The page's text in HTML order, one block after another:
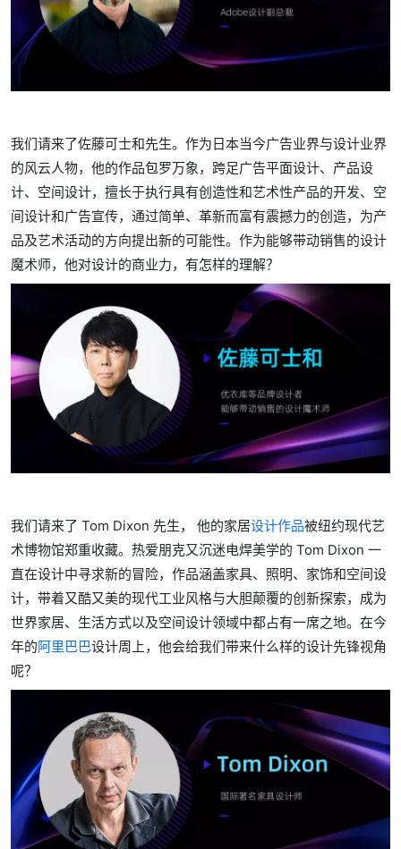
我们请来了佐藤可士和先生。作为日本当今广告业界与设计业界
的风云人物，他的作品包罗万象，跨足广告平面设计、产品设
计、空间设计，擅长于执行具有创造性和艺术性产品的开发、空
间设计和广告宣传，通过简单、革新而富有震撼力的创造，为产
品及艺术活动的方向提出新的可能性。作为能够带动销售的设计
魔术师，他对设计的商业力，有怎样的理解？
我们请来了 Tom Dixon 先生， 他的家居设计作品被纽约现代艺
术博物馆郑重收藏。热爱朋克又沉迷电焊美学的 Tom Dixon 一
直在设计中寻求新的冒险，作品涵盖家具、照明、家饰和空间设
计，带着又酷又美的现代工业风格与大胆颠覆的创新探索，成为
世界家居、生活方式以及空间设计领域中都占有一席之地。在今
年的阿里巴巴设计周上，他会给我们带来什么样的设计先锋视角
呢？